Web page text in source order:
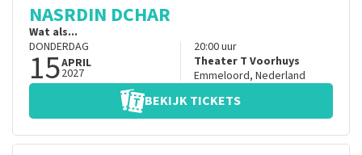
NASRDIN DCHAR
Wat als...
DONDERDAG
15APRIL
2027
20:00uur
Theater T Voorhuys
Emmeloord, Nederland
BEKIJK TICKETS